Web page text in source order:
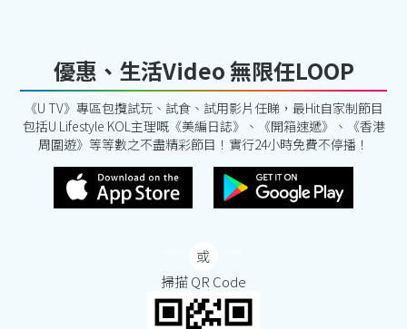
優惠、生活Video 無限任LOOP
《U TV》專區包攬試玩、試食、試用影片任睇，最Hit自家制節目
包括U Lifestyle KOL主理嘅《美編日誌》、《開箱速遞》、《香港
周圍遊》等等數之不盡精彩節目！實行24小時免費不停播！
掃描 QR Code